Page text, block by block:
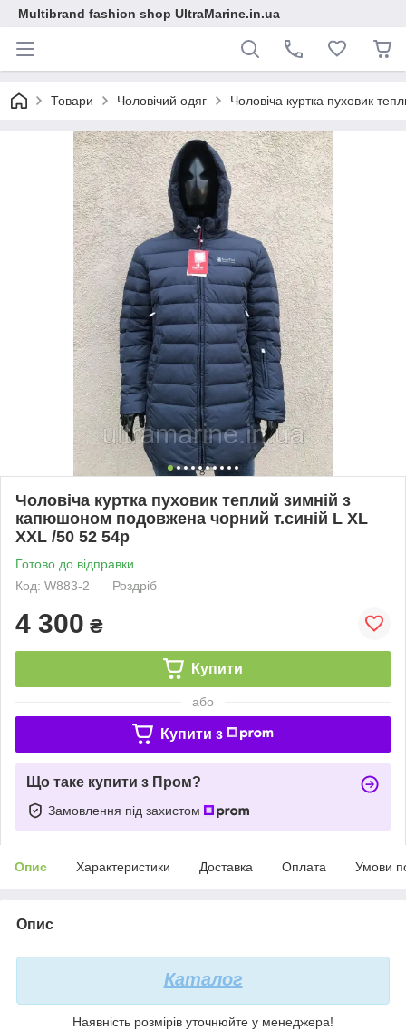
Multibrand fashion shop UltraMarine.in.ua
Товари Чоловічий одяг Чоловіча куртка пуховик
Чоловіча куртка пуховик теплий зимній з
капюшоном подовжена чорний т.синій L ХL
XXL /50 52 54р
Готово до відправки
Код: W883-2
Роздріб
4 300 ₴
Купити
або
Купити з
Що таке купити з Пром?
Замовлення під захистом
Опис Характеристики Доставка Оплата Умови
Опис
Каталог
Наявність розмірів уточнюйте у менеджера!